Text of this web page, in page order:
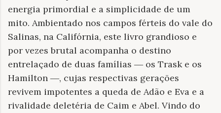
energia primordial e a simplicidade de um
mito. Ambientado nos campos férteis do vale do
Salinas, na Califórnia, este livro grandioso e
por vezes brutal acompanha o destino
entrelaçado de duas famílias ― os Trask e os
Hamilton ―, cujas respectivas gerações
revivem impotentes a queda de Adão e Eva e a
rivalidade deletéria de Caim e Abel. Vindo do